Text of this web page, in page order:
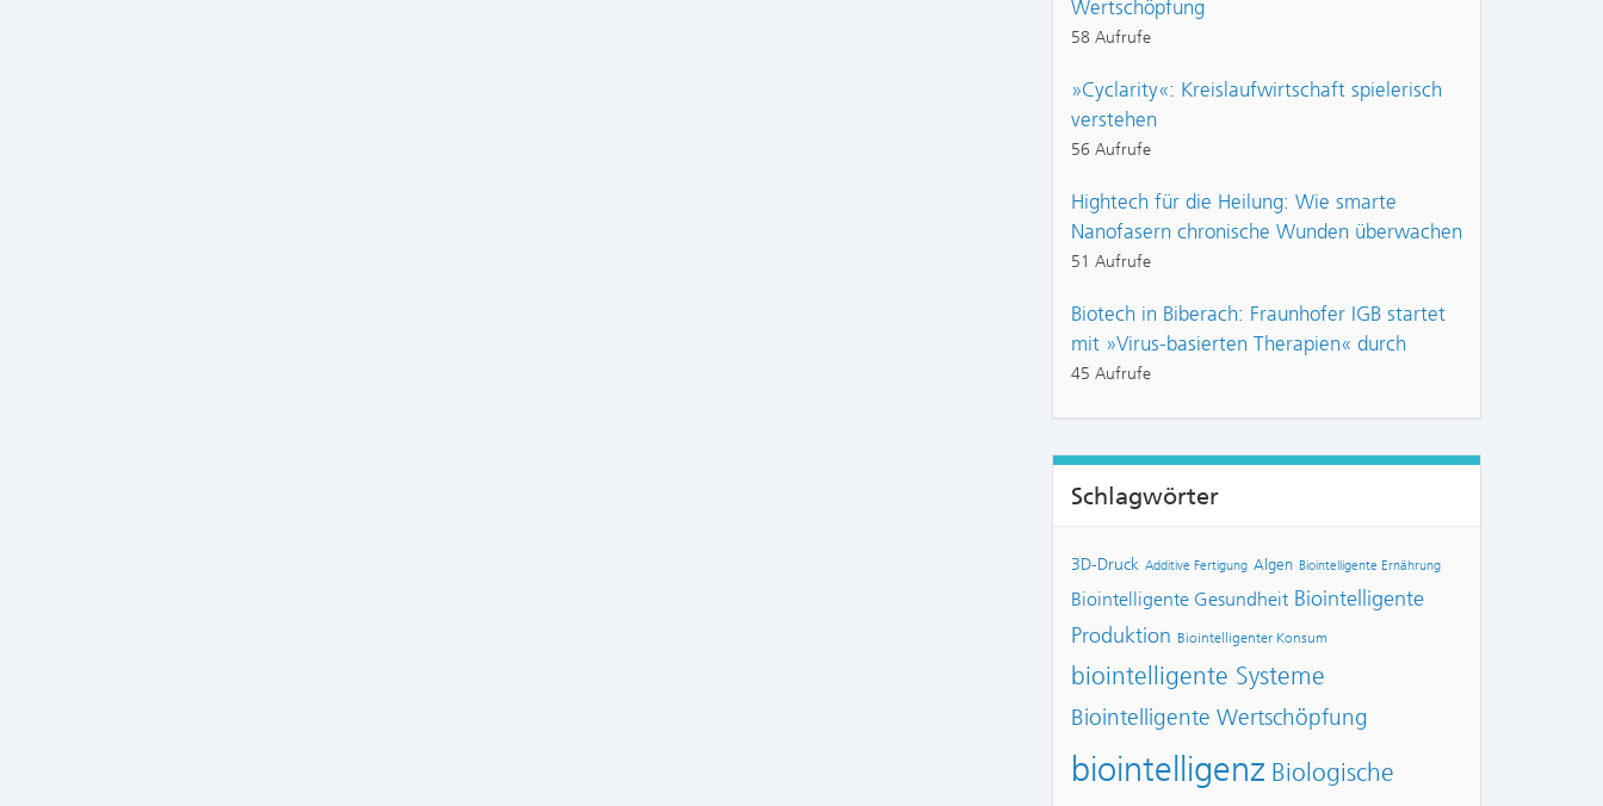
Wertschöpfung
58 Aufrufe
»Cyclarity«: Kreislaufwirtschaft spielerisch
verstehen
56 Aufrufe
Hightech für die Heilung: Wie smarte
Nanofasern chronische Wunden überwachen
51 Aufrufe
Biotech in Biberach: Fraunhofer IGB startet
mit »Virus-basierten Therapien« durch
45 Aufrufe
Schlagwörter
3D-Druck Additive Fertigung Algen Biointelligente Ernährung
Biointelligente Gesundheit Biointelligente
Produktion Biointelligenter Konsum
biointelligente Systeme
Biointelligente Wertschöpfung
biointelligenz Biologische